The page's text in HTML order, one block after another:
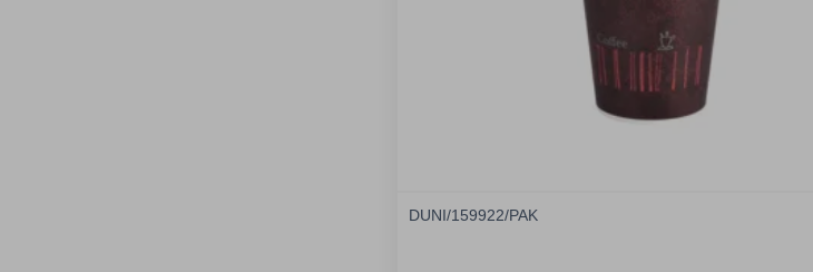
DUNI/159922/PAK